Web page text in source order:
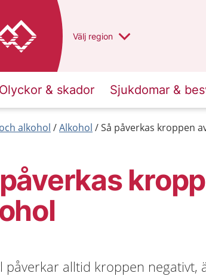
Du har valt region
Välj en annan
region
Olyckor & skador Sjukdomar &
alkohol Alkohol Så påverkas kroppen
påverkar alltid kroppen negativt,